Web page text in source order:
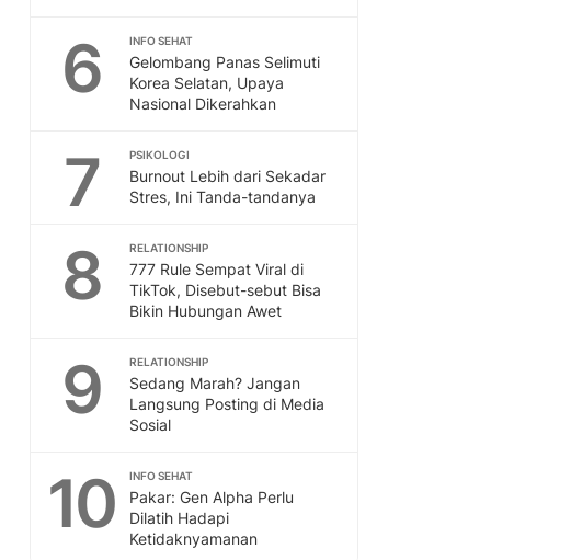
6 INFO SEHAT
Gelombang Panas Selimuti
Korea Selatan, Upaya
Nasional Dikerahkan
7 PSIKOLOGI
Burnout Lebih dari Sekadar
Stres, Ini Tanda-tandanya
8 RELATIONSHIP
777 Rule Sempat Viral di
TikTok, Disebut-sebut Bisa
Bikin Hubungan Awet
9 RELATIONSHIP
Sedang Marah? Jangan
Langsung Posting di Media
Sosial
10 INFO SEHAT
Pakar: Gen Alpha Perlu
Dilatih Hadapi
Ketidaknyamanan